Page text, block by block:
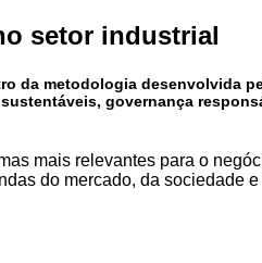
setor industrial
da metodologia desenvolvida
governança
mais relevantes para o
do mercado, da sociedade